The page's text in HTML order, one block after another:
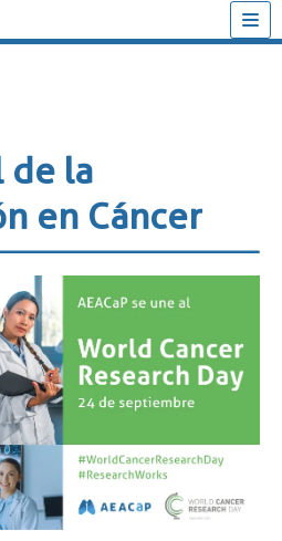
de la
en Cáncer